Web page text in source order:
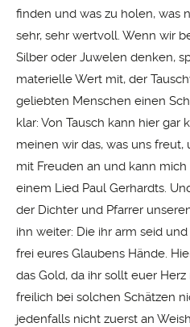
finden und was zu holen, was
sehr, sehr wertvoll. Wenn wir
Silber oder Juwelen denken,
materielle Wert mit, der
geliebten Menschen einen
klar: Von Tausch kann hier gar
meinen wir das, was uns
mit Freuden an und kann
einem Lied Paul Gerhardts.
der Dichter und Pfarrer
ihn weiter: Die ihr arm seid
frei eures Glaubens Hände.
das Gold, da ihr sollt euer
freilich bei solchen Schätzen
jedenfalls nicht zuerst an